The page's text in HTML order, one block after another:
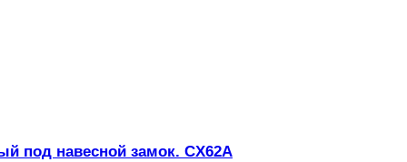
под навесной замок. CX62A